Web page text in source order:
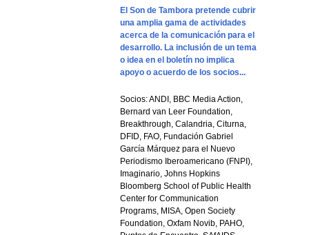
El Son de Tambora pretende cubrir
una amplia gama de actividades
acerca de la comunicación para el
desarrollo. La inclusión de un tema
o idea en el boletín no implica
apoyo o acuerdo de los socios...
Socios: ANDI, BBC Media Action,
Bernard van Leer Foundation,
Breakthrough, Calandria, Citurna,
DFID, FAO, Fundación Gabriel
García Márquez para el Nuevo
Periodismo Iberoamericano (FNPI),
Imaginario, Johns Hopkins
Bloomberg School of Public Health
Center for Communication
Programs, MISA, Open Society
Foundation, Oxfam Novib, PAHO,